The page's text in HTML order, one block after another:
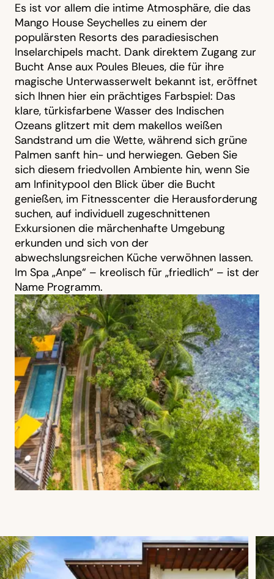
Es ist vor allem die intime Atmosphäre, die das
Mango House Seychelles zu einem der
populärsten Resorts des paradiesischen
Inselarchipels macht. Dank direktem Zugang zur
Bucht Anse aux Poules Bleues, die für ihre
magische Unterwasserwelt bekannt ist, eröffnet
sich Ihnen hier ein prächtiges Farbspiel: Das
klare, türkisfarbene Wasser des Indischen
Ozeans glitzert mit dem makellos weißen
Sandstrand um die Wette, während sich grüne
Palmen sanft hin- und herwiegen. Geben Sie
sich diesem friedvollen Ambiente hin, wenn Sie
am Infinitypool den Blick über die Bucht
genießen, im Fitnesscenter die Herausforderung
suchen, auf individuell zugeschnittenen
Exkursionen die märchenhafte Umgebung
erkunden und sich von der
abwechslungsreichen Küche verwöhnen lassen.
Im Spa „Anpe“ – kreolisch für „friedlich“ – ist der
Name Programm.